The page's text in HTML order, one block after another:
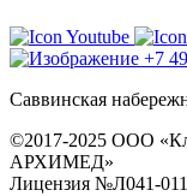
+7
Саввинская
©2017-2025 ООО
АРХИМЕД»
Лицензия №Л041-